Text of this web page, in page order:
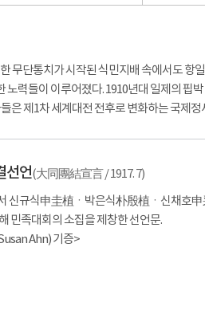
무단통치가 시작된 식민지배 속에서도 항
력들이 이루어졌다. 1910년대 일제의 핍
은 제1차 세계대전 전후로 변화하는 국제
선언(大同團結宣言 / 1917. 7)
신규식申圭植ㆍ박은식朴殷植ㆍ신채호申
민족대회의 소집을 제창한 선언문.
Ahn) 기증>